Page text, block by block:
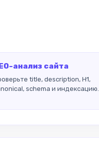
анализ сайта
title, description, H1,
schema и индексацию.